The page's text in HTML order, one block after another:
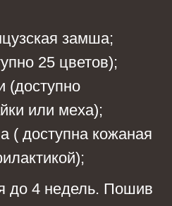
замша;
25 цветов);
(доступно
или меха);
( доступна кожаная
до 4 недель. Пошив